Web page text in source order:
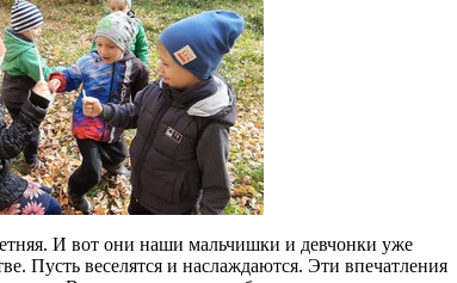
И вот они наши мальчишки и девчонки уже
Пусть веселятся и наслаждаются. Эти впечатления